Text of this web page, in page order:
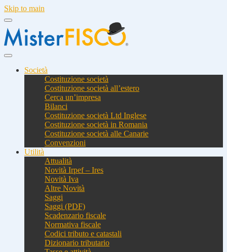
Skip to main
Società
Costituzione società
Costituzione società all’estero
Cerca un’impresa
Bilanci
Costituzione società Ltd Inglese
Costituzione società in Romania
Costituzione società alle Canarie
Convenzioni
Utilità
Attualità
Novità Irpef – Ires
Novità Iva
Altre Novità
Saggi
Saggi (PDF)
Scadenzario fiscale
Normativa fiscale
Codici tributo e catastali
Dizionario tributario